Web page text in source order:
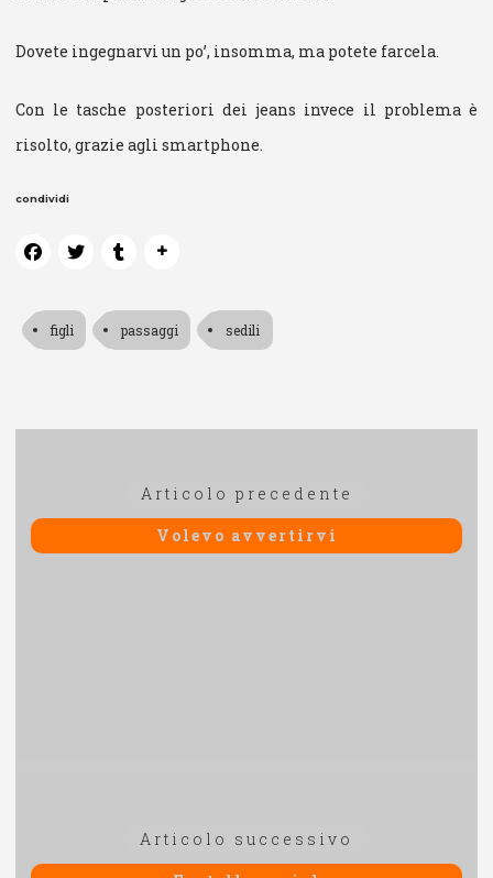
Dovete ingegnarvi un po’, insomma, ma potete farcela.
Con le tasche posteriori dei jeans invece il problema è
risolto, grazie agli smartphone.
condividi
figli passaggi sedili
Articolo precedente
precedente:
Volevo avvertirvi
Articolo successivo